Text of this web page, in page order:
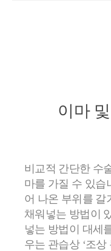
이마
비교적 간단한 수
마를 가질 수 있습
어 나온 부위를 갈
채워넣는 방법이
넣는 방법이 대세
우는 관습상 ‘조상